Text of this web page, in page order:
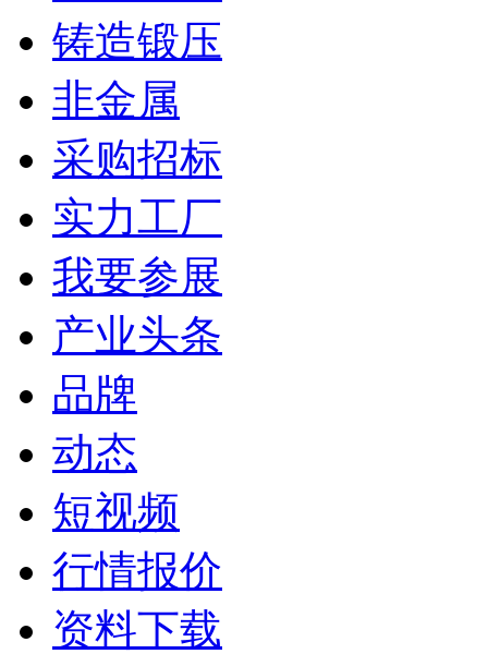
铸造锻压
非金属
采购招标
实力工厂
我要参展
产业头条
品牌
动态
短视频
行情报价
资料下载